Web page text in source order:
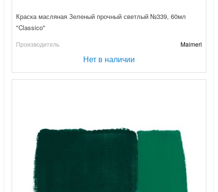
Краска масляная Зеленый прочный светлый №339, 60мл
"Classico"
Производитель Maimeri
Нет в наличии